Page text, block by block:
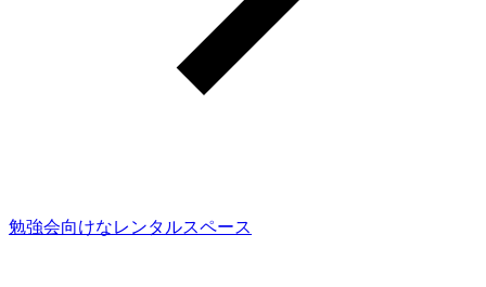
勉強会向けなレンタルスペース